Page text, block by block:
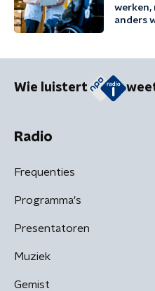
werken,
anders
Wie luistert
Radio
Frequenties
Programma's
Presentatoren
Muziek
Gemist